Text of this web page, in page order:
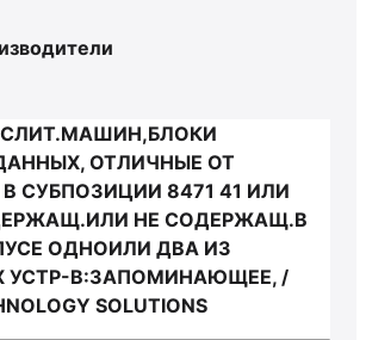
ОТЛИЧНЫЕ ОТ
СУБПОЗИЦИИ 8471 41 ИЛИ
НЕ СОДЕРЖАЩ.В
ОДНОИЛИ ДВА ИЗ
В:ЗАПОМИНАЮЩЕЕ, /
SOLUTIONS